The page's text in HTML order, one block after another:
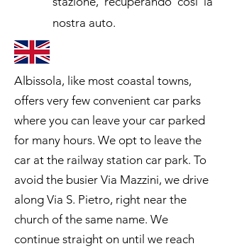
nostra auto.
Albissola, like most coastal towns,
offers very few convenient car parks
where you can leave your car parked
for many hours. We opt to leave the
car at the railway station car park. To
avoid the busier Via Mazzini, we drive
along Via S. Pietro, right near the
church of the same name. We
continue straight on until we reach